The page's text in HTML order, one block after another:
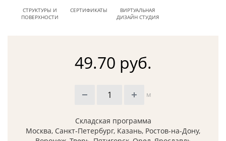
СТРУКТУРЫ И
ПОВЕРХНОСТИ
СЕРТИФИКАТЫ
ВИРТУАЛЬНАЯ
ДИЗАЙН СТУДИЯ
49.70 руб.
м
Складская программа
Москва, Санкт-Петербург, Казань, Ростов-на-Дону,